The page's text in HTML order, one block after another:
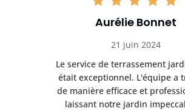
Aurélie Bonnet
21 juin 2024
Le service de terrassement
était exceptionnel. L'équipe a
de manière efficace et
laissant notre jardin